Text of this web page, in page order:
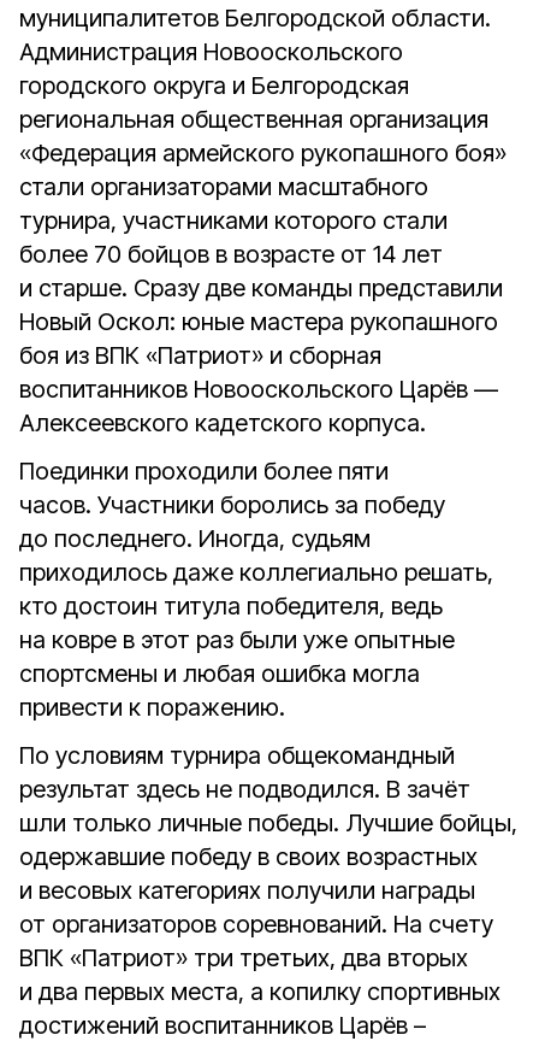
муниципалитетов Белгородской области.
Администрация Новооскольского
городского округа и Белгородская
региональная общественная организация
«Федерация армейского рукопашного боя»
стали организаторами масштабного
турнира, участниками которого стали
более 70 бойцов в возрасте от 14 лет
и старше. Сразу две команды представили
Новый Оскол: юные мастера рукопашного
боя из ВПК «Патриот» и сборная
воспитанников Новооскольского Царёв —
Алексеевского кадетского корпуса.
Поединки проходили более пяти
часов. Участники боролись за победу
до последнего. Иногда, судьям
приходилось даже коллегиально решать,
кто достоин титула победителя, ведь
на ковре в этот раз были уже опытные
спортсмены и любая ошибка могла
привести к поражению.
По условиям турнира общекомандный
результат здесь не подводился. В зачёт
шли только личные победы. Лучшие бойцы,
одержавшие победу в своих возрастных
и весовых категориях получили награды
от организаторов соревнований. На счету
ВПК «Патриот» три третьих, два вторых
и два первых места, а копилку спортивных
достижений воспитанников Царёв –